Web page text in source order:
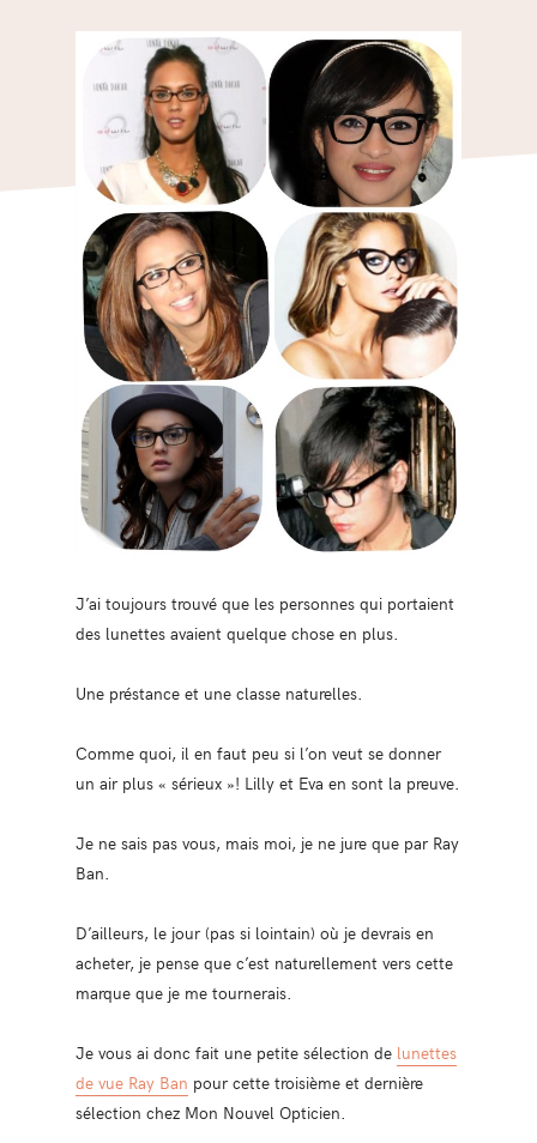
J’ai toujours trouvé que les personnes qui portaient
des lunettes avaient quelque chose en plus.
Une préstance et une classe naturelles.
Comme quoi, il en faut peu si l’on veut se donner
un air plus « sérieux »! Lilly et Eva en sont la preuve.
Je ne sais pas vous, mais moi, je ne jure que par Ray
Ban.
D’ailleurs, le jour (pas si lointain) où je devrais en
acheter, je pense que c’est naturellement vers cette
marque que je me tournerais.
Je vous ai donc fait une petite sélection de lunettes
de vue Ray Ban pour cette troisième et dernière
sélection chez Mon Nouvel Opticien.